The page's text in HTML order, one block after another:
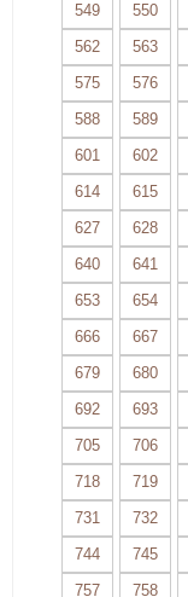
549
550
562
563
575
576
588
589
601
602
614
615
627
628
640
641
653
654
666
667
679
680
692
693
705
706
718
719
731
732
744
745
757
758